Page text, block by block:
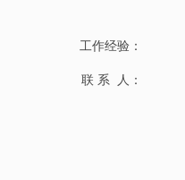
工作经验：
联 系 人：